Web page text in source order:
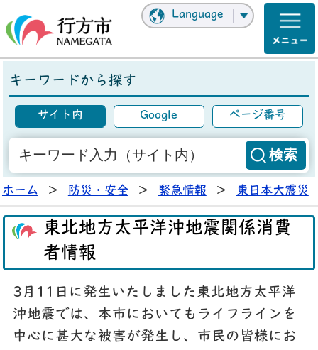
Language
キーワードから探す
サイト内 Google ページ番号
ホーム > 防災・安全 > 緊急情報 > 東日本大震災
東北地方太平洋沖地震関係消費
者情報
3月11日に発生いたしました東北地方太平洋
沖地震では、本市においてもライフラインを
中心に甚大な被害が発生し、市民の皆様にお